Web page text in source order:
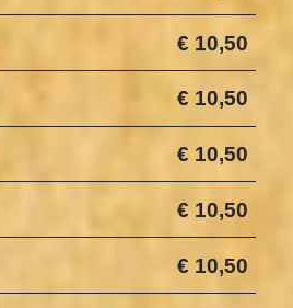
€ 10,50
€ 10,50
€ 10,50
€ 10,50
€ 10,50